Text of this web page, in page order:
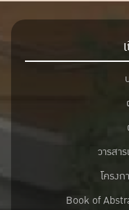
วารสา
โครง
Book of